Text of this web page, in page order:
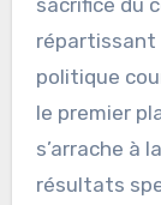
répartissant
politique
le premier
s’arrache à
résultats